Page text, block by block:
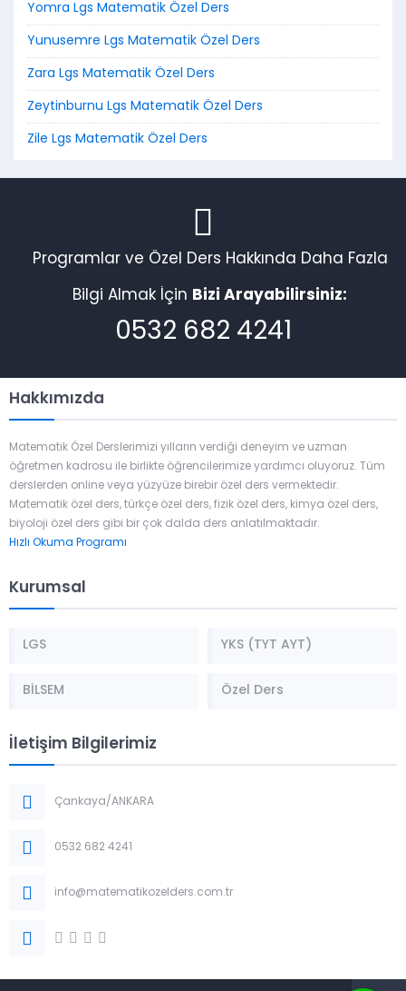
Yomra Lgs Matematik Özel Ders
Yunusemre Lgs Matematik Özel Ders
Zara Lgs Matematik Özel Ders
Zeytinburnu Lgs Matematik Özel Ders
Zile Lgs Matematik Özel Ders
Programlar ve Özel Ders Hakkında Daha Fazla
Bilgi Almak İçin Bizi Arayabilirsiniz:
0532 682 4241
Hakkımızda
Matematik Özel Derslerimizi yılların verdiği deneyim ve uzman
öğretmen kadrosu ile birlikte öğrencilerimize yardımcı oluyoruz. Tüm
derslerden online veya yüzyüze birebir özel ders vermektedir.
Matematik özel ders, türkçe özel ders, fizik özel ders, kimya özel ders,
biyoloji özel ders gibi bir çok dalda ders anlatılmaktadır.
Hızlı Okuma Programı
Kurumsal
LGS YKS (TYT AYT)
BİLSEM Özel Ders
İletişim Bilgilerimiz
Çankaya/ANKARA
0532 682 4241
info@matematikozelders.com.tr